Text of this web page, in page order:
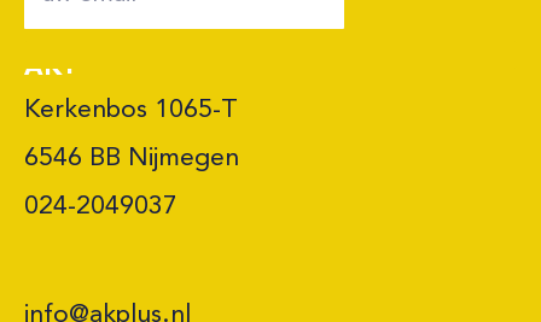
AK+
Kerkenbos 1065-T
6546 BB Nijmegen
024-2049037
info@akplus.nl